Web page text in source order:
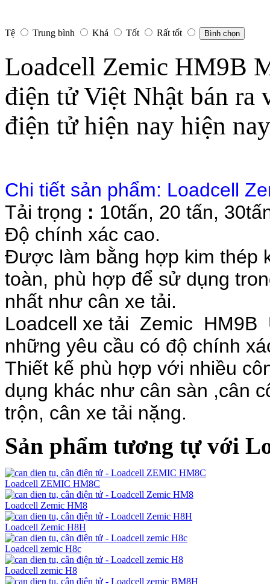
Tệ Trung bình Khá Tốt Rất tốt Bình chọn
Loadcell Zemic HM9B
điện tử Việt Nhật bán ra
điện tử hiện nay hiện
Chi tiết sản phẩm: Loadcell
Tải trọng : 10tấn, 20 tấn,
Độ chính xác cao.
Được làm bằng hợp kim thép
toàn, phù hợp để sử dụng
nhất như cân xe tải.
Loadcell xe tải Zemic HM9B
những yêu cầu có độ chính
Thiết kế phù hợp với nhiều
dụng khác như cân sàn ,cân
trộn, cân xe tải nặng.
Sản phẩm tương tự với
Loadcell ZEMIC HM8C
Loadcell Zemic HM8
Loadcell Zemic H8H
Loadcell zemic H8c
Loadcell zemic H8